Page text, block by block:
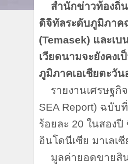
สำนักข่าวท้องถิ่
ดิจิทัลระดับภูมิภาค
(Temasek) และเ
เวียดนามจะยังคงเ
ภูมิภาคเอเชียตะวัน
รายงานเศรษฐกิ
SEA Report) ฉบับ
ร้อยละ 20 ในสอง
อินโดนีเซีย มาเลเ
มูลค่ายอดขายสิ